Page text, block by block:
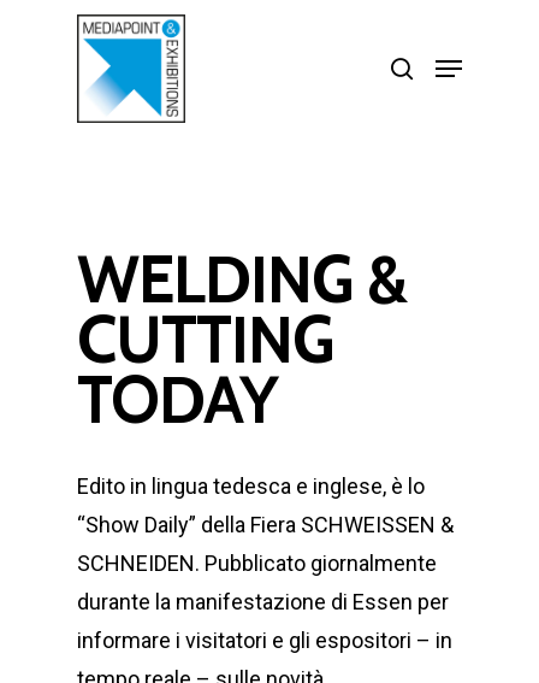
Menu
WELDING &
CUTTING
TODAY
Edito in lingua tedesca e inglese, è lo
“Show Daily” della Fiera SCHWEISSEN &
SCHNEIDEN. Pubblicato giornalmente
durante la manifestazione di Essen per
informare i visitatori e gli espositori – in